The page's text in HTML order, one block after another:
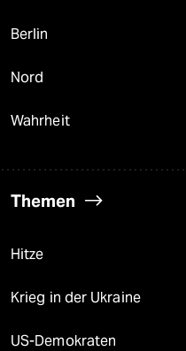
Berlin
Nord
Wahrheit
Themen
Hitze
Krieg in der Ukraine
US-Demokraten